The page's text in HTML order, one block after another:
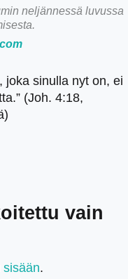
neljännessä luvussa
joka sinulla nyt on, ei
(Joh. 4:18,
vain
sisään.